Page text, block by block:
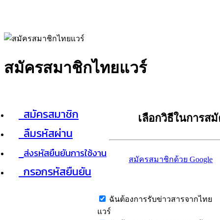
สมัครสมาชิกไทยแวร์
สมัครสมาชิก
ลืมรหัสผ่าน
ส่งรหัสยืนยันการใช้งาน
กรอกรหัสยืนยัน
เลือกวิธีในการส
สมัครสมาชิกด้วย Google
ฉันต้องการรับข่าวสารจากไทย
แวร์